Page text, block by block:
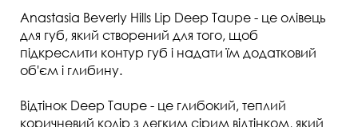
Anastasia Beverly Hills Lip Deep Taupe - це олівець
для губ, який створений для того, щоб
підкреслити контур губ і надати їм додатковий
об'єм і глибину.
Відтінок Deep Taupe - це глибокий, теплий
коричневий колір з легким сірим відтінком, який